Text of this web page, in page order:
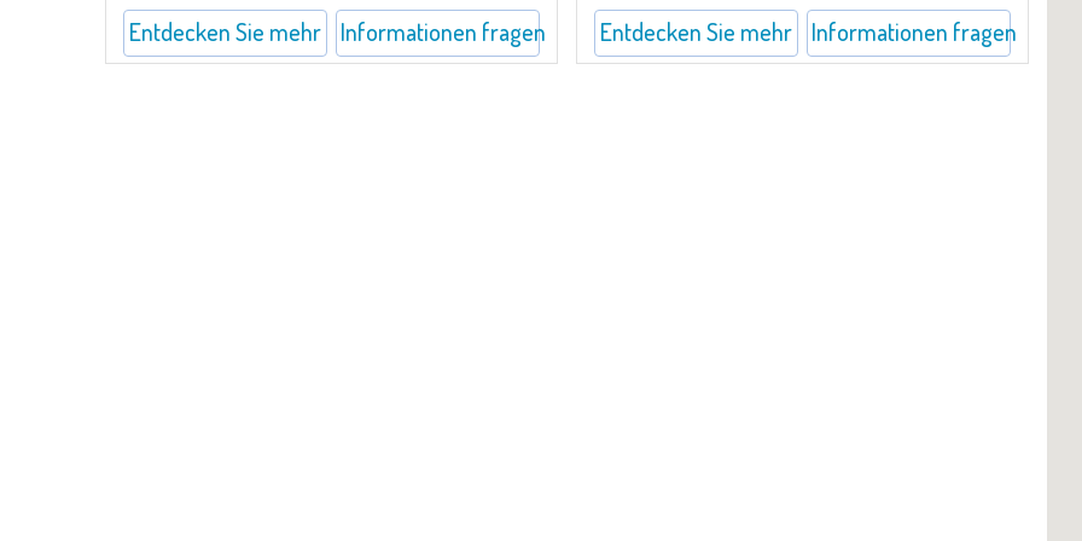
Entdecken Sie mehr Informationen fragen Entdecken Sie mehr Informationen fragen